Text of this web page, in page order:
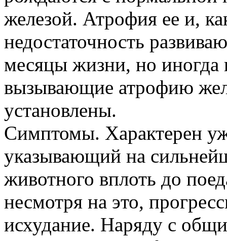
железой. Атрофия ее и,
недостаточность
месяцы жизни, но иногда
вызывающие атрофию
установлены.
Симптомы. Характерен
указывающий на
животного вплоть до
несмотря на это,
исхудание. Наряду с